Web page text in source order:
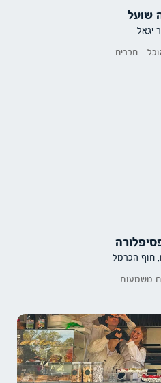
שועל
יגאל
- חברים
חוף הכרמל
משמעות